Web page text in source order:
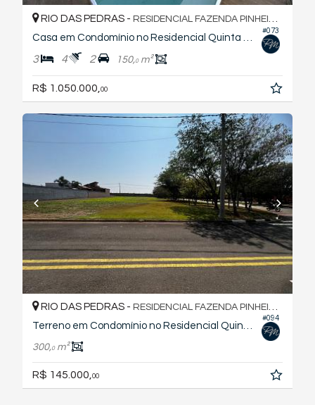
#073
RIO DAS PEDRAS - RESIDENCIAL FAZENDA PINHEIRINHO
3 4 2 150,0m²
R$ 1.050.000, 00
#094
RIO DAS PEDRAS - RESIDENCIAL FAZENDA PINHEIRINHO
Terreno em Condomínio no Residencial Quinta do Engenho
300,0m²
R$ 145.000,00